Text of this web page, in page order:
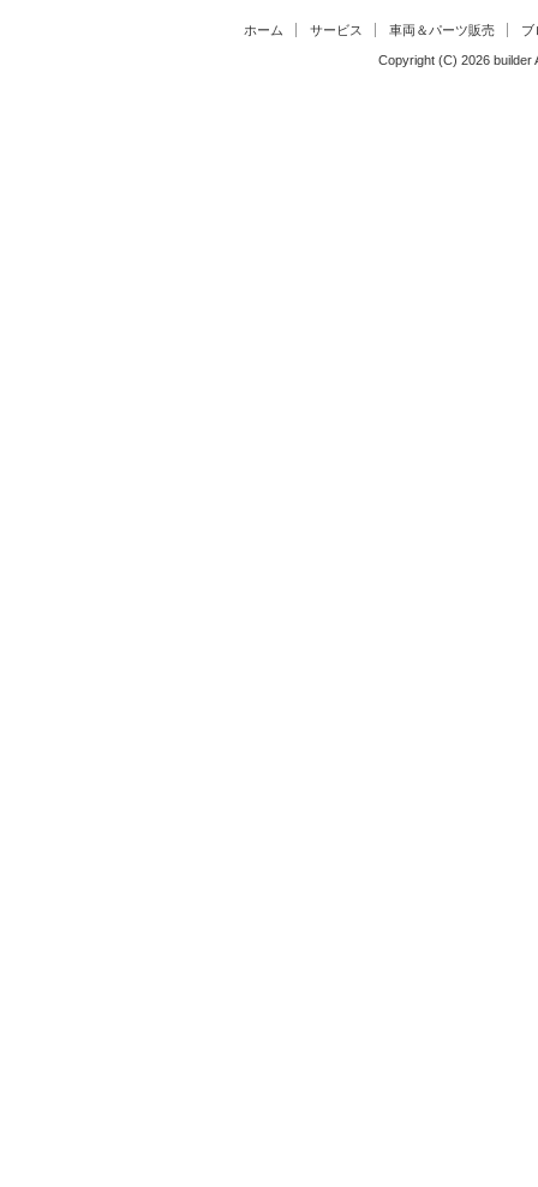
ホーム サービス 車両＆パーツ販売 ブ
Copyright (C)2026builder